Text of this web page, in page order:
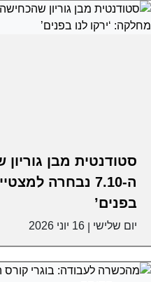
סטודנטית מבן
ה-7.10 נבחרה
בפנים’
יום שלישי 16 יוני 2026